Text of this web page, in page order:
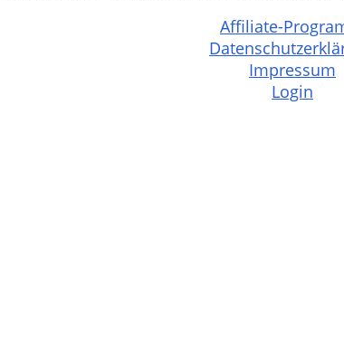
Affiliate-
Impressum
Login